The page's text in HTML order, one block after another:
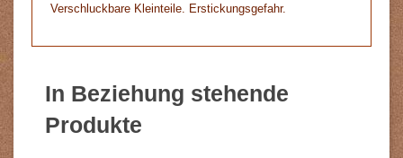
Verschluckbare Kleinteile. Erstickungsgefahr.
In Beziehung stehende
Produkte